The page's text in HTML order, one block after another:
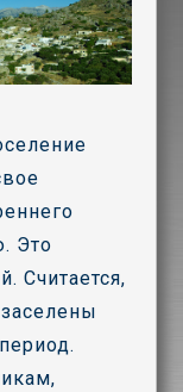
Это
Считается,